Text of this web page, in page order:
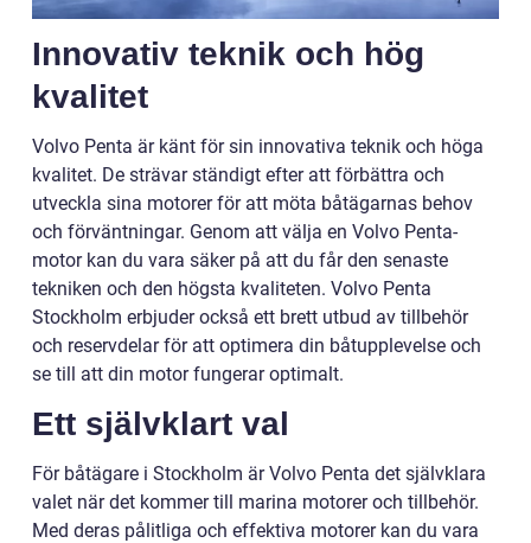
Innovativ teknik och hög
kvalitet
Volvo Penta är känt för sin innovativa teknik och höga
kvalitet. De strävar ständigt efter att förbättra och
utveckla sina motorer för att möta båtägarnas behov
och förväntningar. Genom att välja en Volvo Penta-
motor kan du vara säker på att du får den senaste
tekniken och den högsta kvaliteten. Volvo Penta
Stockholm erbjuder också ett brett utbud av tillbehör
och reservdelar för att optimera din båtupplevelse och
se till att din motor fungerar optimalt.
Ett självklart val
För båtägare i Stockholm är Volvo Penta det självklara
valet när det kommer till marina motorer och tillbehör.
Med deras pålitliga och effektiva motorer kan du vara